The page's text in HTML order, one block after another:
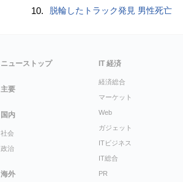
10. 脱輪したトラック発見 男性死亡
ニューストップ
主要
国内
社会
政治
海外
IT 経済
経済総合
マーケット
Web
ガジェット
ITビジネス
IT総合
PR